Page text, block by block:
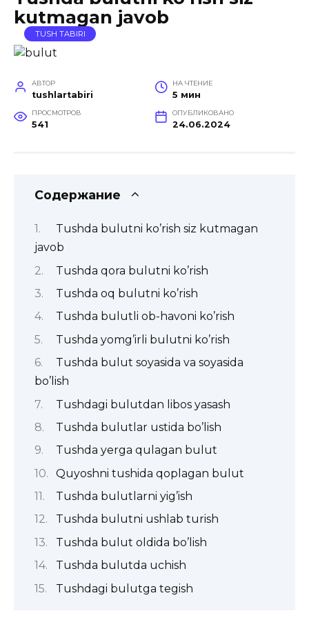
kutmagan javob
TUSH TABIRI
АВТОР
tushlartabiri
НА ЧТЕНИЕ
5 мин
ПРОСМОТРОВ
541
ОПУБЛИКОВАНО
24.06.2024
Содержание
Tushda bulutni ko’rish siz kutmagan
javob
Tushda qora bulutni ko’rish
Tushda oq bulutni ko’rish
Tushda bulutli ob-havoni ko’rish
Tushda yomg’irli bulutni ko’rish
Tushda bulut soyasida va soyasida
bo’lish
Tushdagi bulutdan libos yasash
Tushda bulutlar ustida bo’lish
Tushda yerga qulagan bulut
Quyoshni tushida qoplagan bulut
Tushda bulutlarni yig’ish
Tushda bulutni ushlab turish
Tushda bulut oldida bo’lish
Tushda bulutda uchish
Tushdagi bulutga tegish